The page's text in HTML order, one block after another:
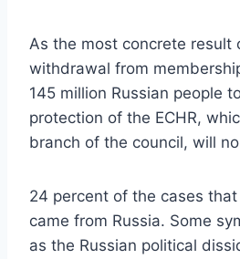
As the most concrete result
withdrawal from
145 million Russian people
protection of the ECHR,
branch of the council, will
24 percent of the cases
came from Russia. Some
as the Russian political